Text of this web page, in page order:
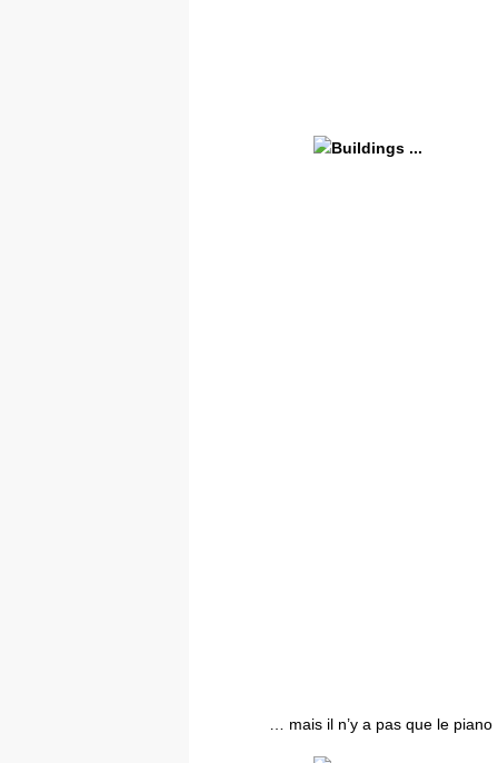
… mais il n’y a pas que le